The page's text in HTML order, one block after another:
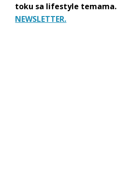
toku sa lifestyle temama.
NEWSLETTER.